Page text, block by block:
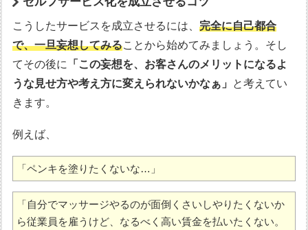
こうしたサービスを成立させるには、完全に自己都合
で、一旦妄想してみることから始めてみましょう。そし
てその後に
「この妄想を、お客さんのメリットになるよ
うな見せ方や考え方に変えられないかなぁ」 と考えてい
きます。
例えば、
「ペンキを塗りたくないな…」
「自分でマッサージやるのが面倒くさいしやりたくないか
ら従業員を雇うけど、なるべく高い賃金を払いたくない。